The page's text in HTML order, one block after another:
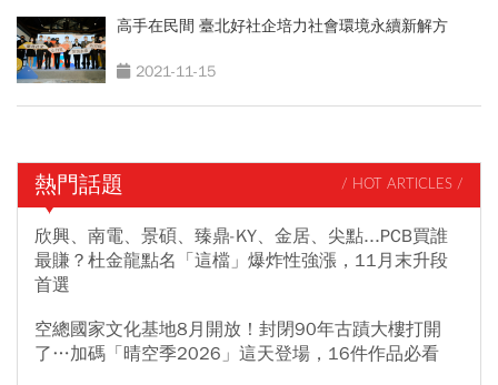
高手在民間 臺北好社企培力社會環境永續新解方
2021-11-15
熱門話題 / HOT ARTICLES /
欣興、南電、景碩、臻鼎-KY、金居、尖點...PCB買誰
最賺？杜金龍點名「這檔」爆炸性強漲，11月末升段
首選
空總國家文化基地8月開放！封閉90年古蹟大樓打開
了…加碼「晴空季2026」這天登場，16件作品必看